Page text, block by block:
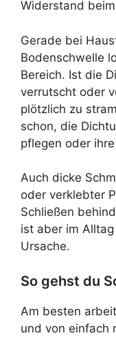
Widerstand
Gerade bei
Bodenschwelle
Bereich. Ist die
verrutscht oder
plötzlich zu
schon, die
pflegen oder
Auch dicke
oder verklebter
Schließen
ist aber im
Ursache.
So gehst du
Am besten
und von einfach